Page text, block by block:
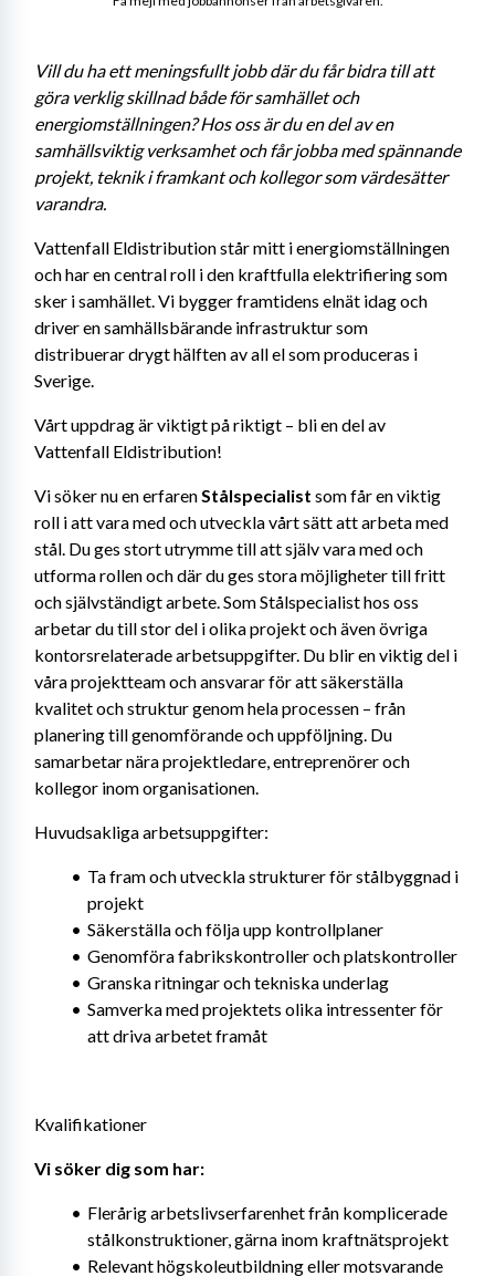
Vill du ha ett meningsfullt jobb där du får bidra till att
göra verklig skillnad både för samhället och
energiomställningen? Hos oss är du en del av en
samhällsviktig verksamhet och får jobba med spännande
projekt, teknik i framkant och kollegor som värdesätter
varandra.
Vattenfall Eldistribution står mitt i energiomställningen
och har en central roll i den kraftfulla elektrifiering som
sker i samhället. Vi bygger framtidens elnät idag och
driver en samhällsbärande infrastruktur som
distribuerar drygt hälften av all el som produceras i
Sverige.
Vårt uppdrag är viktigt på riktigt – bli en del av
Vattenfall Eldistribution!
Vi söker nu en erfaren Stålspecialist som får en viktig
roll i att vara med och utveckla vårt sätt att arbeta med
stål. Du ges stort utrymme till att själv vara med och
utforma rollen och där du ges stora möjligheter till fritt
och självständigt arbete. Som Stålspecialist hos oss
arbetar du till stor del i olika projekt och även övriga
kontorsrelaterade arbetsuppgifter. Du blir en viktig del i
våra projektteam och ansvarar för att säkerställa
kvalitet och struktur genom hela processen – från
planering till genomförande och uppföljning. Du
samarbetar nära projektledare, entreprenörer och
kollegor inom organisationen.
Huvudsakliga arbetsuppgifter:
Ta fram och utveckla strukturer för stålbyggnad i
projekt
Säkerställa och följa upp kontrollplaner
Genomföra fabrikskontroller och platskontroller
Granska ritningar och tekniska underlag
Samverka med projektets olika intressenter för
att driva arbetet framåt
Kvalifikationer
Vi söker dig som har:
Flerårig arbetslivserfarenhet från komplicerade
stålkonstruktioner, gärna inom kraftnätsprojekt
Relevant högskoleutbildning eller motsvarande